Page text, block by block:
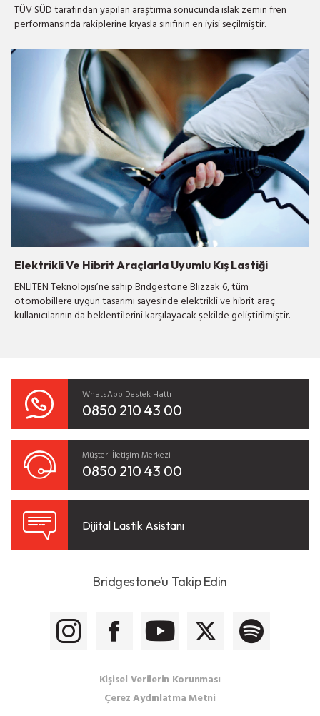
TÜV SÜD tarafından yapılan araştırma sonucunda ıslak zemin fren
performansında rakiplerine kıyasla sınıfının en iyisi seçilmiştir.
Elektrikli Ve Hibrit Araçlarla Uyumlu Kış Lastiği
ENLITEN Teknolojisi’ne sahip Bridgestone Blizzak 6, tüm
otomobillere uygun tasarımı sayesinde elektrikli ve hibrit araç
kullanıcılarının da beklentilerini karşılayacak şekilde geliştirilmiştir.
WhatsApp Destek Hattı
0850 210 43 00
Müşteri İletişim Merkezi
0850 210 43 00
Dijital Lastik Asistanı
Kişisel Verilerin Korunması
Çerez Aydınlatma Metni
Bridgestone’u Takip Edin